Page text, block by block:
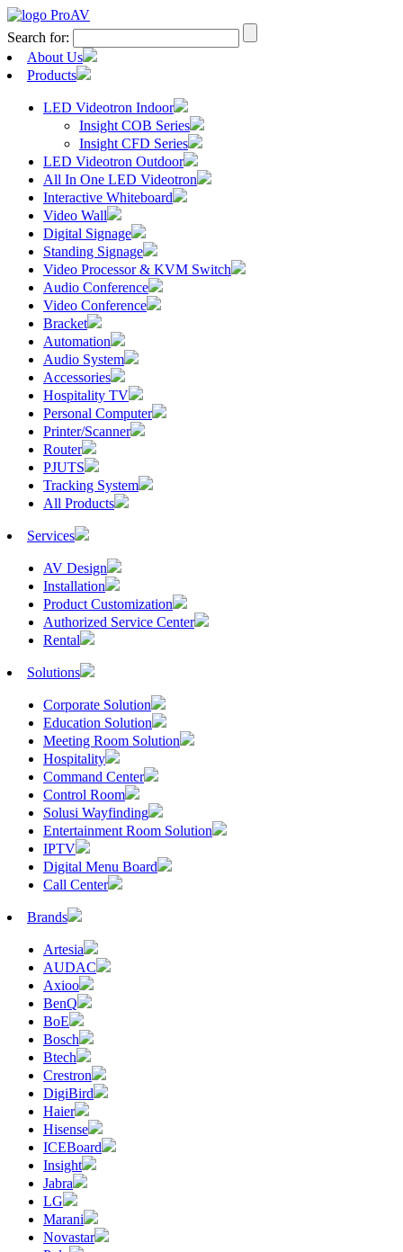
Search for:
About Us
Products
LED Videotron Indoor
Insight COB Series
Insight CFD Series
LED Videotron Outdoor
All In One LED Videotron
Interactive Whiteboard
Video Wall
Digital Signage
Standing Signage
Video Processor & KVM Switch
Audio Conference
Video Conference
Bracket
Automation
Audio System
Accessories
Hospitality TV
Personal Computer
Printer/Scanner
Router
PJUTS
Tracking System
All Products
Services
AV Design
Installation
Product Customization
Authorized Service Center
Rental
Solutions
Corporate Solution
Education Solution
Meeting Room Solution
Hospitality
Command Center
Control Room
Solusi Wayfinding
Entertainment Room Solution
IPTV
Digital Menu Board
Call Center
Brands
Artesia
AUDAC
Axioo
BenQ
BoE
Bosch
Btech
Crestron
DigiBird
Haier
Hisense
ICEBoard
Insight
Jabra
LG
Marani
Novastar